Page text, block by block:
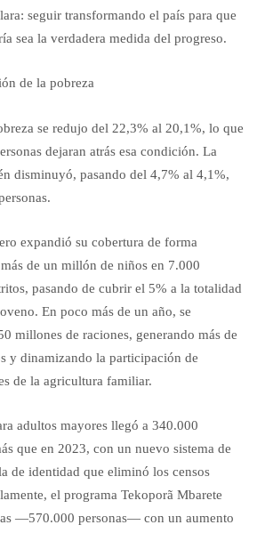
seguir transformando el país para que
sea la verdadera medida del progreso.
de la pobreza
se redujo del 22,3% al 20,1%, lo que
dejaran atrás esa condición. La
disminuyó, pasando del 4,7% al 4,1%,
expandió su cobertura de forma
de un millón de niños en 7.000
pasando de cubrir el 5% a la totalidad
En poco más de un año, se
millones de raciones, generando más de
y dinamizando la participación de
de la agricultura familiar.
adultos mayores llegó a 340.000
que en 2023, con un nuevo sistema de
de identidad que eliminó los censos
el programa Tekoporã Mbarete
—570.000 personas— con un aumento